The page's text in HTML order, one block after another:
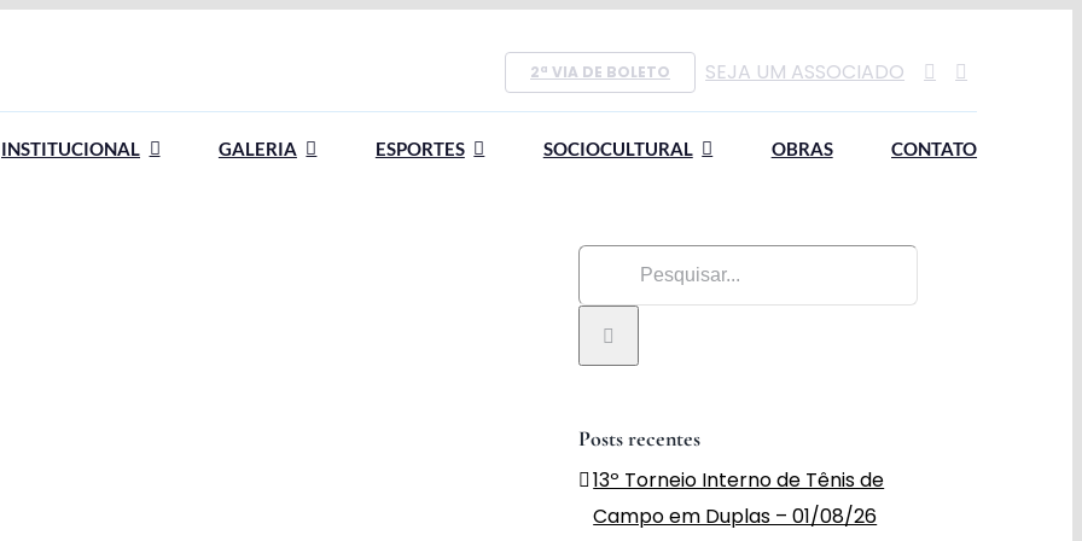
2ª VIA DE BOLETO SEJA UM ASSOCIADO
INSTITUCIONAL GALERIA ESPORTES SOCIOCULTURAL OBRAS CONTATO
Buscar
resultados
para:
Posts recentes
13º Torneio Interno de Tênis de
Campo em Duplas – 01/08/26